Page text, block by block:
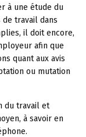
à une étude du
travail dans
il doit encore,
afin que
quant aux avis
ou mutation
du travail et
à savoir en